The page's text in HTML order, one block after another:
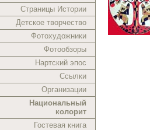
Страницы Истории
Детское творчество
Фотохудожники
Фотообзоры
Нартский эпос
Ссылки
Организации
Национальный
колорит
Гостевая книга